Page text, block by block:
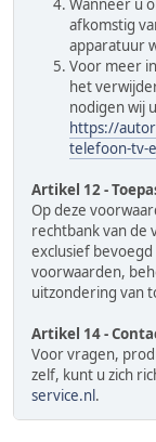
Wanneer u
afkomstig
apparatuur
Voor meer
het
nodigen wij
https://
telefoon-tv-
Artikel 12 -
Op deze
rechtbank van de
exclusief
voorwaarden,
uitzondering van
Artikel 14 -
Voor vragen,
zelf, kunt u zich
service.nl .